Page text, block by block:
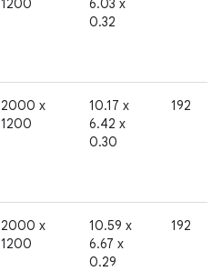
1200
6.03 x
0.32
2000 x
1200
10.17 x
6.42 x
0.30
192
2000 x
1200
10.59 x
6.67 x
0.29
192